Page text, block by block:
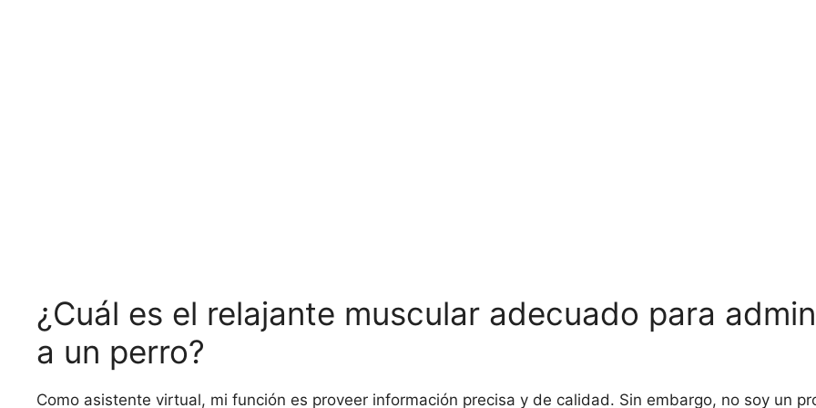
¿Cuál es el relajante muscular adecuado para
a un perro?
Como asistente virtual, mi función es proveer información precisa y de calidad. Sin embargo, no soy un